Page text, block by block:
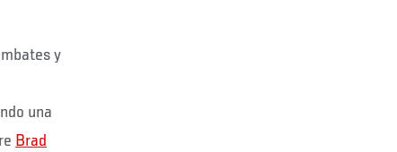
y
una
Brad